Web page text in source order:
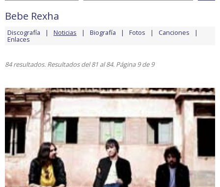
Bebe Rexha
Discografía Noticias Biografía Fotos Canciones
Enlaces
84 resultados. Resultados del 81 al 84. Página 9 de 9